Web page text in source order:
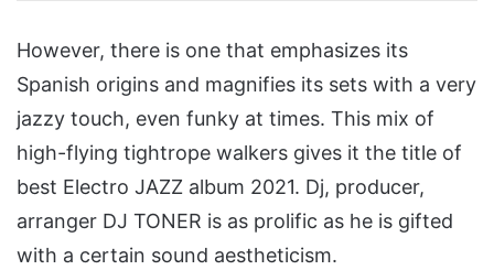
However, there is one that emphasizes its
Spanish origins and magnifies its sets with a very
jazzy touch, even funky at times. This mix of
high-flying tightrope walkers gives it the title of
best Electro JAZZ album 2021. Dj, producer,
arranger DJ TONER is as prolific as he is gifted
with a certain sound aestheticism.